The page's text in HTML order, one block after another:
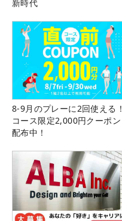
新時代
8-9月のプレーに2回使える！
コース限定2,000円クーポン
配布中！